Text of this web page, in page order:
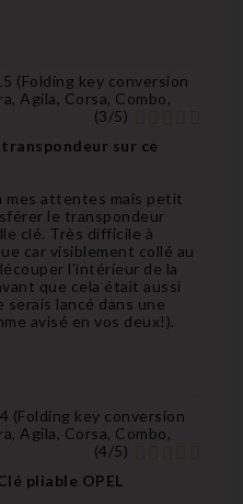
(Folding key conversion
Agila, Corsa, Combo,
(3/5)
sur ce
mes attentes mais petit
le transpondeur
clé. Très difficile à
car visiblement collé au
l'intérieur de la
que cela était aussi
serais lancé dans une
avisé en vos deux!).
(Folding key conversion
Agila, Corsa, Combo,
(4/5)
pliable OPEL